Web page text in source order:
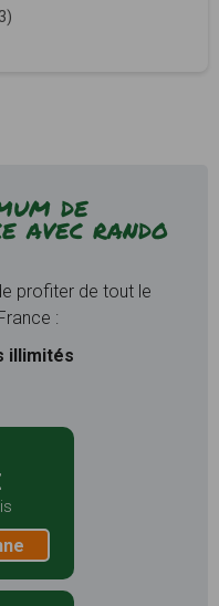
de
avec rando
profiter de tout le
:
illimités